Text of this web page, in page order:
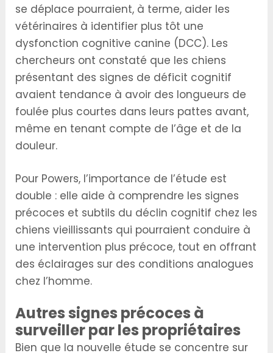
se déplace pourraient, à terme, aider les
vétérinaires à identifier plus tôt une
dysfonction cognitive canine (DCC). Les
chercheurs ont constaté que les chiens
présentant des signes de déficit cognitif
avaient tendance à avoir des longueurs de
foulée plus courtes dans leurs pattes avant,
même en tenant compte de l’âge et de la
douleur.
Pour Powers, l’importance de l’étude est
double : elle aide à comprendre les signes
précoces et subtils du déclin cognitif chez les
chiens vieillissants qui pourraient conduire à
une intervention plus précoce, tout en offrant
des éclairages sur des conditions analogues
chez l’homme.
Autres signes précoces à
surveiller par les propriétaires
Bien que la nouvelle étude se concentre sur